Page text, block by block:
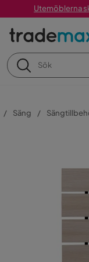
Utemöblerna
Säng